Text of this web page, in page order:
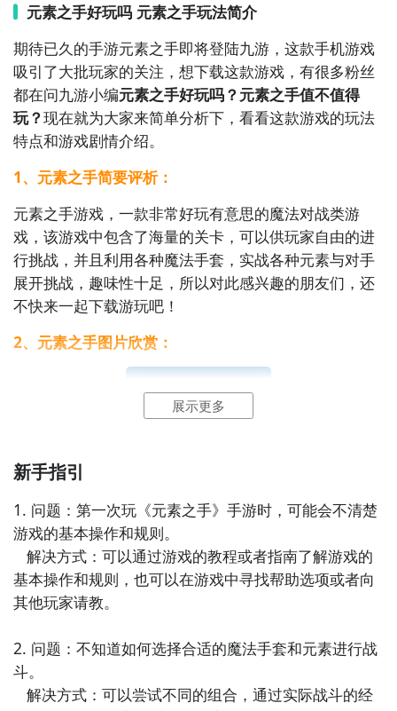
方法二： 下载九游APP，订阅元素之手的开测提醒
点击下载九游APP；
动,礼包,开测和开放下载的提醒；
九游APP
刷好游 上九游
全球好游抢先下 福利礼包免费领 官方直播陪你玩
立即下载
元素之手好玩吗 元素之手玩法简介
期待已久的手游元素之手即将登陆九游，这款手机游戏
吸引了大批玩家的关注，想下载这款游戏，有很多粉丝
都在问九游小编元素之手好玩吗？元素之手值不值得
玩？现在就为大家来简单分析下，看看这款游戏的玩法
特点和游戏剧情介绍。
1、元素之手简要评析：
元素之手游戏，一款非常好玩有意思的魔法对战类游
戏，该游戏中包含了海量的关卡，可以供玩家自由的进
行挑战，并且利用各种魔法手套，实战各种元素与对手
展开挑战，趣味性十足，所以对此感兴趣的朋友们，还
不快来一起下载游玩吧！
2、元素之手图片欣赏：
展示更多
新手指引
1. 问题：第一次玩《元素之手》手游时，可能会不清楚
游戏的基本操作和规则。
基本操作和规则，也可以在游戏中寻找帮助选项或者向
其他玩家请教。
2. 问题：不知道如何选择合适的魔法手套和元素进行战
斗。